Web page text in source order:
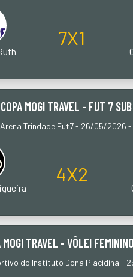
7X1
COPA MOGI TRAVEL - FUT 7
Arena Trindade Fut7 - 26/05/2026 -
4X2
MOGI TRAVEL - VÔLEI
do Instituto Dona Placidina -